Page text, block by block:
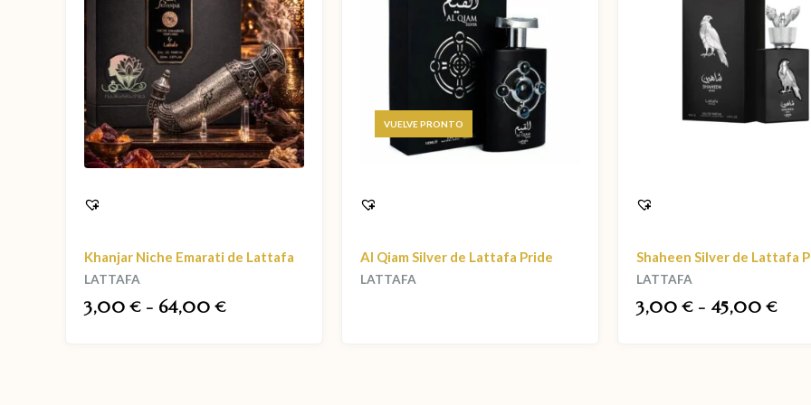
Khanjar Niche Emarati de Lattafa
LATTAFA
3,00€ - 64,00€
AGOTADO
Al Qiam Silver de Lattafa Pride
LATTAFA
Shaheen Silver de Lattafa
LATTAFA
3,00€ - 45,00€